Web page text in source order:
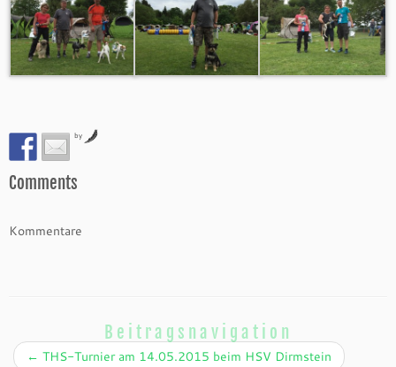
by
Comments
Kommentare
Beitragsnavigation
← THS-Turnier am 14.05.2015 beim HSV Dirmstein